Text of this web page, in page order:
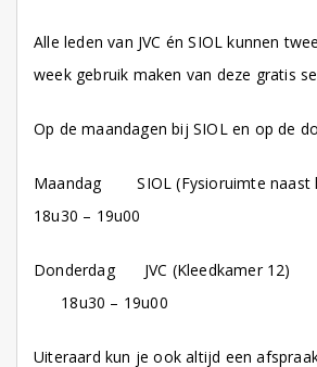
Alle leden van JVC én SIOL kunnen
week gebruik maken van deze gratis
Op de maandagen bij SIOL en op de
Maandag SIOL (Fysioruimte
18u30 – 19u00
Donderdag JVC
18u30 – 19u00
Uiteraard kun je ook altijd een